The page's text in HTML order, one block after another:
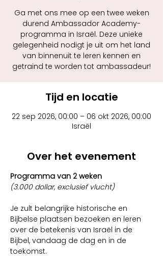
Ga met ons mee op een twee weken
durend Ambassador Academy-
programma in Israël. Deze unieke
gelegenheid nodigt je uit om het land
van binnenuit te leren kennen en
getraind te worden tot ambassadeur!
Tijd en locatie
22 sep 2026, 00:00 – 06 okt 2026, 00:00
Israël
Over het evenement
Programma van 2 weken
(3.000 dollar, exclusief vlucht)
Je zult belangrijke historische en
Bijbelse plaatsen bezoeken en leren
over de betekenis van Israël in de
Bijbel, vandaag de dag en in de
toekomst.